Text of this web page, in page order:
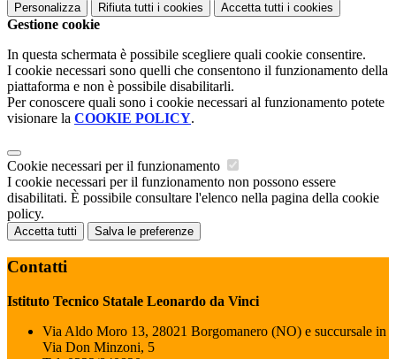
Personalizza Rifiuta tutti i cookies Accetta tutti i cookies
Gestione cookie
In questa schermata è possibile scegliere quali cookie consentire.
I cookie necessari sono quelli che consentono il funzionamento della
piattaforma e non è possibile disabilitarli.
Per conoscere quali sono i cookie necessari al funzionamento potete
visionare la COOKIE POLICY.
Cookie necessari per il funzionamento
I cookie necessari per il funzionamento non possono essere
disabilitati. È possibile consultare l'elenco nella pagina della cookie
policy.
Accetta tutti Salva le preferenze
Contatti
Istituto Tecnico Statale Leonardo da Vinci
Via Aldo Moro 13, 28021 Borgomanero (NO) e succursale in
Via Don Minzoni, 5